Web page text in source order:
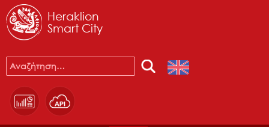
Heraklion
Smart City